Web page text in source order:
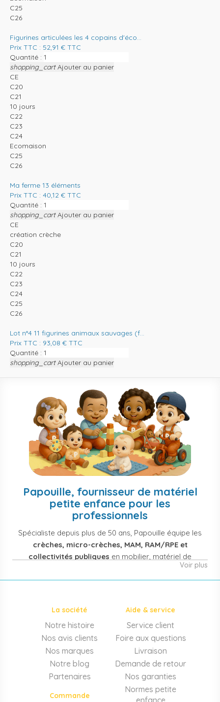
C25
C26
Figurines articulées les 4 copains d'éco...
Prix TTC : 52,91 € TTC
Quantité :
shopping_cart Ajouter au panier
CE
C20
C21
10 jours
C22
C23
C24
Ecomaison
C25
C26
Ma ferme 13 éléments
Prix TTC : 40,12 € TTC
Quantité :
shopping_cart Ajouter au panier
CE
création crèche
C20
C21
10 jours
C22
C23
C24
C25
C26
Lot n°4 11 figurines animaux sauvages (f...
Prix TTC : 93,08 € TTC
Quantité :
shopping_cart Ajouter au panier
Papouille, fournisseur de matériel
petite enfance pour les
professionnels
Spécialiste depuis plus de 50 ans, Papouille équipe les
crèches, micro-crèches, MAM, RAM/RPE et
collectivités publiques en mobilier, matériel de
puériculture, jouets et équipement pour structures
d'accueil de la petite enfance. Notre offre couvre
cabinets infirmiers).
Mobilier et équipement de crèche
Lits crèche en bois, couchettes empilables, meubles à
langer sur mesure en résine antibactérienne, tables et
chaises adaptées aux 0-6 ans, banc-vestiaire, barrières de
séparation. Tout le matériel pour aménager une structure
conforme aux normes PMI.
Voir plus
La société
Notre histoire
Nos avis clients
Nos marques
Notre blog
Partenaires
Commande
Aide & service
Service client
Foire aux questions
Livraison
Demande de retour
Nos garanties
Normes petite